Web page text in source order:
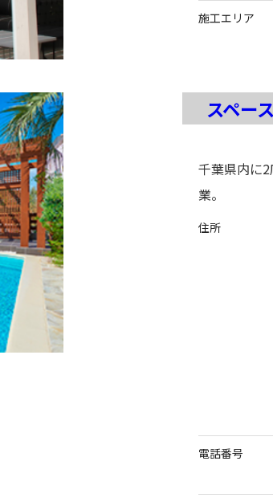
施工エリア
スペー
千葉県内に
業。
住所
電話番号